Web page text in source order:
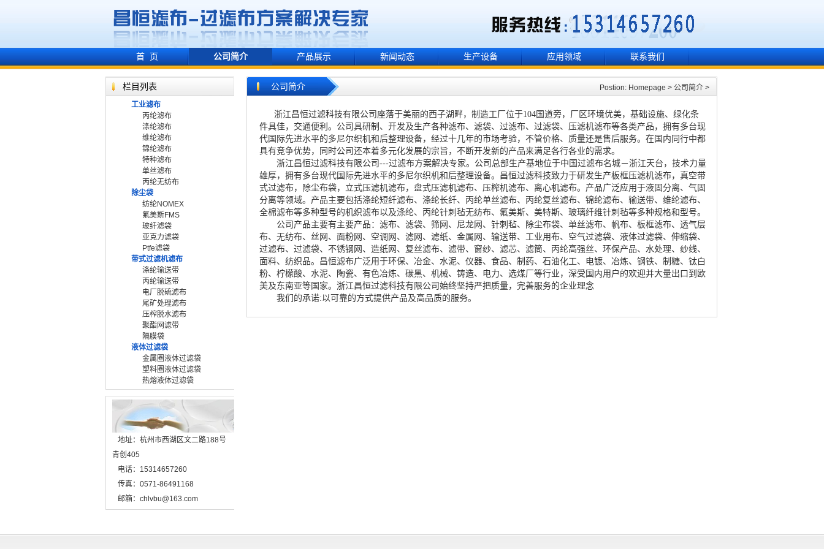
首 页 公司简介 产品展示 新闻动态 生产设备 应用领域 联系我们
栏目列表
工业滤布
丙纶滤布
涤纶滤布
维纶滤布
锦纶滤布
特种滤布
单丝滤布
丙纶无纺布
除尘袋
纺纶NOMEX
氟美斯FMS
玻纤滤袋
亚克力滤袋
Ptfe滤袋
带式过滤机滤布
涤纶输送带
丙纶输送带
电厂脱硫滤布
尾矿处理滤布
压榨脱水滤布
聚酯网滤带
隔膜袋
液体过滤袋
金属圈液体过滤袋
塑料圈液体过滤袋
热熔液体过滤袋
地址：杭州市西湖区文二路188号
青创405
电话：15314657260
传真：0571-86491168
邮箱：chlvbu@163.com
公司简介 Postion: Homepage >公司简介 >
浙江昌恒过滤科技有限公司座落于美丽的西子湖畔，制造工厂位于104国道旁，厂区环境优美，基础设施、绿化条
件具佳，交通便利。公司具研制、开发及生产各种滤布、滤袋、过滤布、过滤袋、压滤机滤布等各类产品，拥有多台现
代国际先进水平的多尼尔织机和后整理设备，经过十几年的市场考验，不管价格、质量还是售后服务。在国内同行中都
具有竞争优势，同时公司还本着多元化发展的宗旨，不断开发新的产品来满足各行各业的需求。
浙江昌恒过滤科技有限公司---过滤布方案解决专家。公司总部生产基地位于中国过滤布名城－浙江天台，技术力量
雄厚， 拥有多台现代国际先进水平的多尼尔织机和后整理设备。昌恒过滤科技致力于研发生产板框压滤机滤布，真空带
式过滤布，除尘布袋，立式压滤机滤布，盘式压滤机滤布、压榨机滤布、离心机滤布。 产品广泛应用于液固分离、气固
分离等领域。产品主要包括涤纶短纤滤布、涤纶长纤、丙纶单丝滤布、丙纶复丝滤布、锦纶滤布、输送带、维纶滤布、
全棉滤布等多种型号的机织滤布以及涤纶、丙纶针刺毡无纺布、氟美斯、美特斯、玻璃纤维针刺毡等多种规格和型号。
公司产品主要有主要产品：滤布、滤袋、筛网、尼龙网、针刺毡、除尘布袋、单丝滤布、帆布、板框滤布、透气层
布、无纺布、丝网、面粉网、空调网、滤网、滤纸、金属网、输送带、工业用布、空气过滤袋、液体过滤袋、伸缩袋、
过滤布、过滤袋、不锈钢网、造纸网、复丝滤布、滤带、窗纱、滤芯、滤筒、丙纶高强丝、环保产品、水处理、纱线、
面料、纺织品。昌恒滤布广泛用于环保、冶金、水泥、仪器、食品、制药、石油化工、电镀、冶炼、钢铁、制糖、钛白
粉、柠檬酸、水泥、陶瓷、有色冶炼、碳黑、机械、铸造、电力、选煤厂等行业，深受国内用户的欢迎并大量出口到欧
美及东南亚等国家。浙江昌恒过滤科技有限公司始终坚持严把质量，完善服务的企业理念
我们的承诺:以可靠的方式提供产品及高品质的服务。